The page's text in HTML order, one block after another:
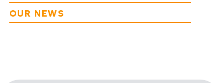
OUR NEWS